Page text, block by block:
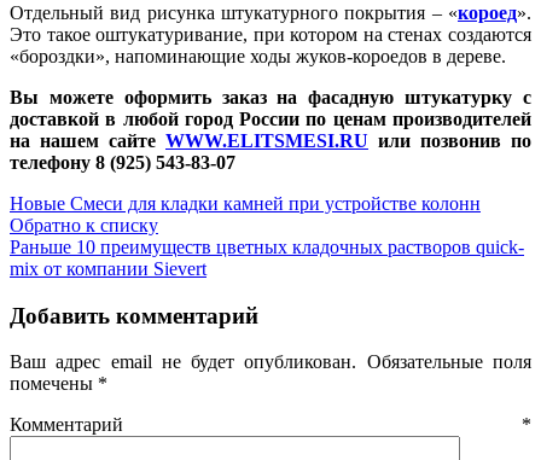
Отдельный вид рисунка штукатурного покрытия – «короед».
Это такое оштукатуривание, при котором на стенах создаются
«бороздки», напоминающие ходы жуков-короедов в дереве.
Вы можете оформить заказ на фасадную штукатурку с
доставкой в любой город России по ценам производителей
на нашем сайте WWW.ELITSMESI.RU или позвонив по
телефону 8 (925) 543-83-07
Новые Смеси для кладки камней при устройстве колонн
Обратно к списку
Раньше 10 преимуществ цветных кладочных растворов quick-
mix от компании Sievert
Добавить комментарий
Ваш адрес email не будет опубликован. Обязательные поля
помечены *
Комментарий *